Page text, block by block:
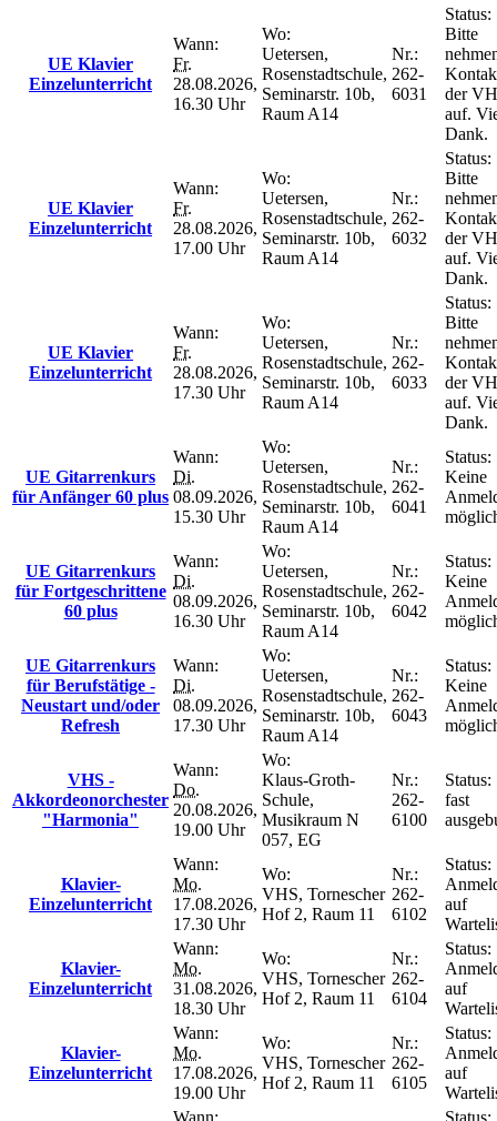
UE Klavier
Einzelunterricht
Wann:
Fr.
28.08.2026,
16.30 Uhr
Wo:
Uetersen,
Rosenstadtschule,
Seminarstr. 10b,
Raum A14
Nr.:
262-
6031
Status:
Bitte
der
auf.
Dank.
UE Klavier
Einzelunterricht
Wann:
Fr.
28.08.2026,
17.00 Uhr
Wo:
Uetersen,
Rosenstadtschule,
Seminarstr. 10b,
Raum A14
Nr.:
262-
6032
Status:
Bitte
der
auf.
Dank.
UE Klavier
Einzelunterricht
Wann:
Fr.
28.08.2026,
17.30 Uhr
Wo:
Uetersen,
Rosenstadtschule,
Seminarstr. 10b,
Raum A14
Nr.:
262-
6033
Status:
Bitte
der
auf.
Dank.
UE Gitarrenkurs
für Anfänger 60 plus
Wann:
Di.
08.09.2026,
15.30 Uhr
Wo:
Uetersen,
Rosenstadtschule,
Seminarstr. 10b,
Raum A14
Nr.:
262-
6041
Status:
Keine
UE Gitarrenkurs
für Fortgeschrittene
60 plus
Wann:
Di.
08.09.2026,
16.30 Uhr
Wo:
Uetersen,
Rosenstadtschule,
Seminarstr. 10b,
Raum A14
Nr.:
262-
6042
Status:
Keine
UE Gitarrenkurs
für Berufstätige -
Neustart und/oder
Refresh
Wann:
Di.
08.09.2026,
17.30 Uhr
Wo:
Uetersen,
Rosenstadtschule,
Seminarstr. 10b,
Raum A14
Nr.:
262-
6043
Status:
Keine
VHS -
Akkordeonorchester
"Harmonia"
Wann:
Do.
20.08.2026,
19.00 Uhr
Wo:
Klaus-Groth-
Schule,
Musikraum N
057, EG
Nr.:
262-
6100
Status:
fast
Klavier-
Einzelunterricht
Wann:
Mo.
17.08.2026,
17.30 Uhr
Wo:
VHS, Tornescher
Hof 2, Raum 11
Nr.:
262-
6102
Status:
auf
Klavier-
Einzelunterricht
Wann:
Mo.
31.08.2026,
18.30 Uhr
Wo:
VHS, Tornescher
Hof 2, Raum 11
Nr.:
262-
6104
Status:
auf
Klavier-
Einzelunterricht
Wann:
Mo.
17.08.2026,
19.00 Uhr
Wo:
VHS, Tornescher
Hof 2, Raum 11
Nr.:
262-
6105
Status:
auf
Wann:
Status: